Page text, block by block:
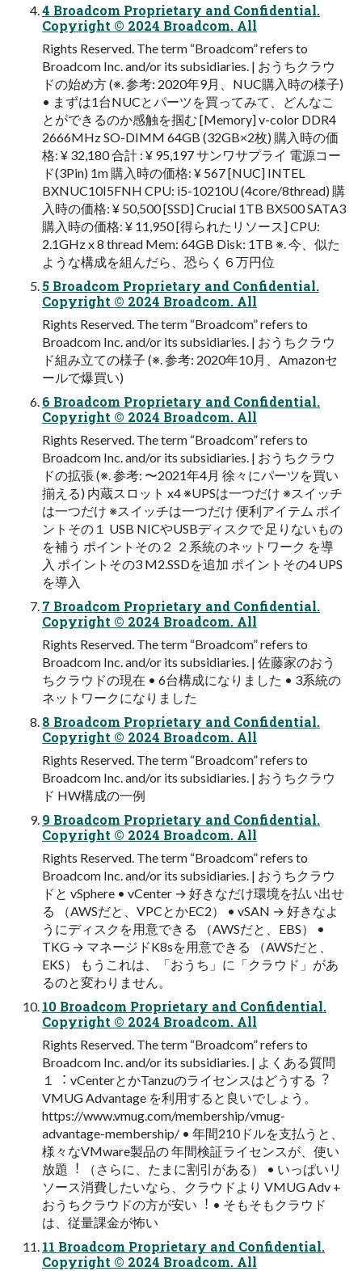
4 Broadcom Proprietary and Confidential.
Copyright © 2024 Broadcom. All
Rights Reserved. The term “Broadcom” refers to
Broadcom Inc. and/or its subsidiaries. | おうちクラウ
ドの始め⽅ (※. 参考: 2020年9⽉、NUC購⼊時の様⼦)
• まずは1台NUCとパーツを買ってみて、どんなこ
とができるのか感触を掴む [Memory] v-color DDR4
2666MHz SO-DIMM 64GB (32GB×2枚) 購⼊時の価
格: ¥ 32,180 合計 : ¥ 95,197 サンワサプライ 電源コー
ド(3Pin) 1m 購⼊時の価格: ¥ 567 [NUC] INTEL
BXNUC10I5FNH CPU: i5-10210U (4core/8thread) 購
⼊時の価格: ¥ 50,500 [SSD] Crucial 1TB BX500 SATA3
購⼊時の価格: ¥ 11,950 [得られたリソース] CPU:
2.1GHz x 8 thread Mem: 64GB Disk: 1TB ※. 今、似た
ような構成を組んだら、恐らく６万円位
5 Broadcom Proprietary and Confidential.
Copyright © 2024 Broadcom. All
Rights Reserved. The term “Broadcom” refers to
Broadcom Inc. and/or its subsidiaries. | おうちクラウ
ド組み⽴ての様⼦ (※. 参考: 2020年10⽉、Amazonセ
ールで爆買い)
6 Broadcom Proprietary and Confidential.
Copyright © 2024 Broadcom. All
Rights Reserved. The term “Broadcom” refers to
Broadcom Inc. and/or its subsidiaries. | おうちクラウ
ドの拡張 (※. 参考: 〜2021年4⽉ 徐々にパーツを買い
揃える) 内蔵スロット x4 ※UPSは⼀つだけ ※スイッチ
は⼀つだけ ※スイッチは⼀つだけ 便利アイテム ポイ
ントその１ USB NICやUSBディスクで ⾜りないもの
を補う ポイントその２ ２系統のネットワーク を導
⼊ ポイントその3 M2.SSDを追加 ポイントその4 UPS
を導⼊
7 Broadcom Proprietary and Confidential.
Copyright © 2024 Broadcom. All
Rights Reserved. The term “Broadcom” refers to
Broadcom Inc. and/or its subsidiaries. | 佐藤家のおう
ちクラウドの現在 • 6台構成になりました • 3系統の
ネットワークになりました
8 Broadcom Proprietary and Confidential.
Copyright © 2024 Broadcom. All
Rights Reserved. The term “Broadcom” refers to
Broadcom Inc. and/or its subsidiaries. | おうちクラウ
ド HW構成の一例
9 Broadcom Proprietary and Confidential.
Copyright © 2024 Broadcom. All
Rights Reserved. The term “Broadcom” refers to
Broadcom Inc. and/or its subsidiaries. | おうちクラウ
ドと vSphere • vCenter → 好きなだけ環境を払い出せ
る （AWSだと、VPCとかEC2） • vSAN → 好きなよ
うにディスクを⽤意できる （AWSだと、EBS） •
TKG → マネージドK8sを⽤意できる （AWSだと、
EKS） もうこれは、「おうち」に「クラウド」があ
るのと変わりません。
10 Broadcom Proprietary and Confidential.
Copyright © 2024 Broadcom. All
Rights Reserved. The term “Broadcom” refers to
Broadcom Inc. and/or its subsidiaries. | よくある質問
１︓ vCenterとかTanzuのライセンスはどうする︖
VMUG Advantage を利⽤すると良いでしょう。
https://www.vmug.com/membership/vmug-
advantage-membership/ • 年間210ドルを⽀払うと、
様々なVMware製品の 年間検証ライセンスが、使い
放題︕ （さらに、たまに割引がある） • いっぱいリ
ソース消費したいなら、クラウドより VMUG Adv +
おうちクラウドの⽅が安い︕ • そもそもクラウド
は、従量課⾦が怖い
11 Broadcom Proprietary and Confidential.
Copyright © 2024 Broadcom. All